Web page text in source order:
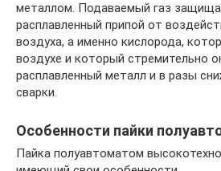
металлом. Подаваемый газ
расплавленный припой от
воздуха, а именно кислорода,
воздухе и который стремительно
расплавленный металл и в разы
сварки.
Особенности пайки
Пайка полуавтоматом